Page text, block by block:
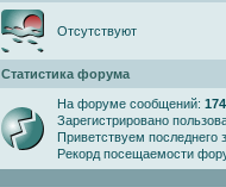
Отсутствуют
Статистика форума
На форуме сообщений:
Зарегистрировано
Приветствуем последнего
Рекорд посещаемости